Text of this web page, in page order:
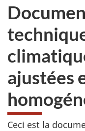
ajustées
Ceci est la